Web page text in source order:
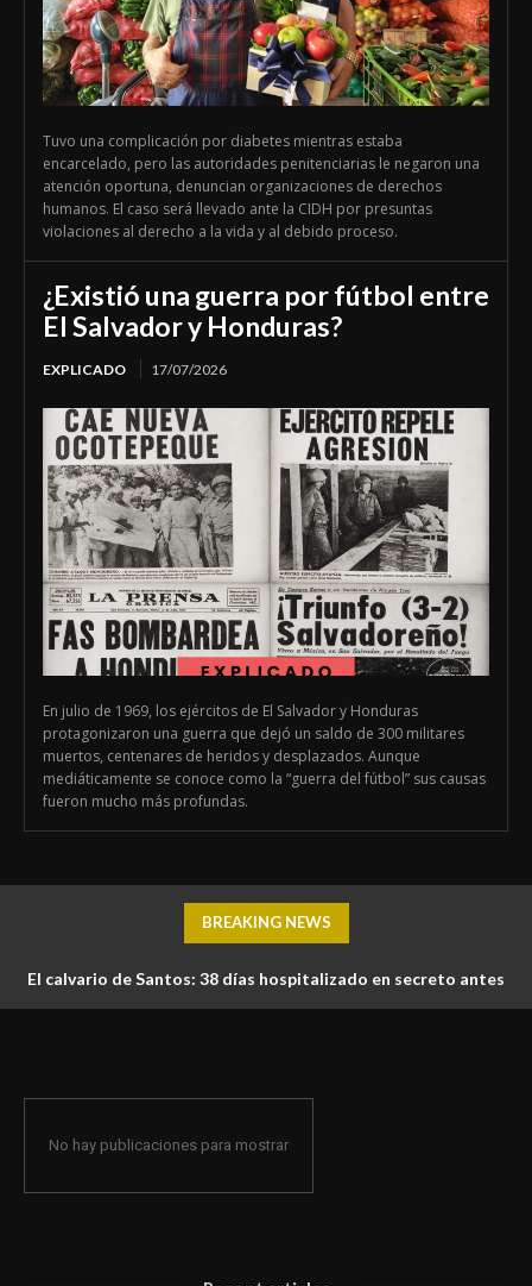
Tuvo una complicación por diabetes mientras estaba
encarcelado, pero las autoridades penitenciarias le negaron una
atención oportuna, denuncian organizaciones de derechos
humanos. El caso será llevado ante la CIDH por presuntas
violaciones al derecho a la vida y al debido proceso.
¿Existió una guerra por fútbol entre
El Salvador y Honduras?
EXPLICADO 17/07/2026
En julio de 1969, los ejércitos de El Salvador y Honduras
protagonizaron una guerra que dejó un saldo de 300 militares
muertos, centenares de heridos y desplazados. Aunque
mediáticamente se conoce como la “guerra del fútbol” sus causas
fueron mucho más profundas.
BREAKING NEWS
El calvario de Santos: 38 días hospitalizado en secreto antes
No hay publicaciones para mostrar